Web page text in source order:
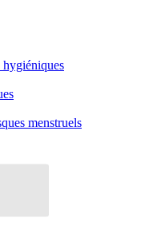
hygiéniques
menstruels